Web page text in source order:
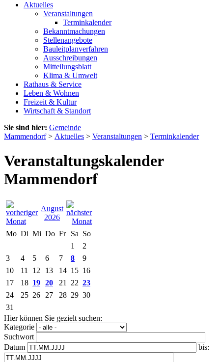
Aktuelles
Veranstaltungen
Terminkalender
Bekanntmachungen
Stellenangebote
Bauleitplanverfahren
Ausschreibungen
Mitteilungsblatt
Klima & Umwelt
Rathaus & Service
Leben & Wohnen
Freizeit & Kultur
Wirtschaft & Standort
Sie sind hier: Gemeinde
Mammendorf> Aktuelles > Veranstaltungen > Terminkalender
Veranstaltungskalender
Mammendorf
August
2026
Mo Di Mi Do Fr Sa So
1
2
3
4 5 6 7 8
9
10
11 12 13 14 15 16
17
18 19 20 21 22 23
24
25 26 27 28 29 30
31
Hier können Sie gezielt suchen:
Kategorie
Suchwort
Datum
bis: